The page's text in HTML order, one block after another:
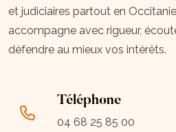
et judiciaires partout en
accompagne avec rigueur,
défendre au mieux vos intérêts.
Téléphone
04 68 25 85 00